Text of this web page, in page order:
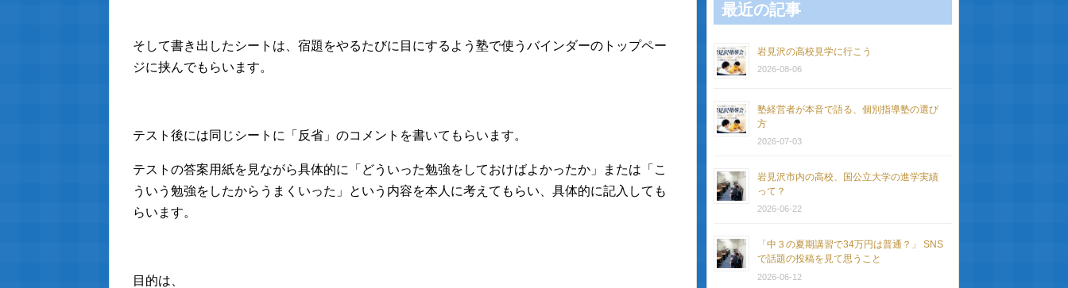
そして書き出したシートは、宿題をやるたびに目にするよう塾で使うバインダーのトップペー
ジに挟んでもらいます。
テスト後には同じシートに「反省」のコメントを書いてもらいます。
テストの答案用紙を見ながら具体的に「どういった勉強をしておけばよかったか」または「こ
ういう勉強をしたからうまくいった」という内容を本人に考えてもらい、具体的に記入しても
らいます。
目的は、
最近の記事
岩見沢の高校見学に行こう
2026-08-06
塾経営者が本音で語る、個別指導塾の選び
方
2026-07-03
岩見沢市内の高校、国公立大学の進学実績
って？
2026-06-22
「中３の夏期講習で34万円は普通？」 SNS
で話題の投稿を見て思うこと
2026-06-12